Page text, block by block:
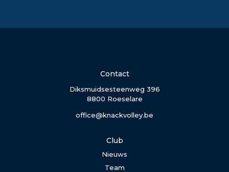
Contact
Diksmuidsesteenweg 396
8800 Roeselare
office@knackvolley.be
Club
Nieuws
Team